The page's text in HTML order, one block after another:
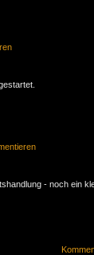
- noch ein